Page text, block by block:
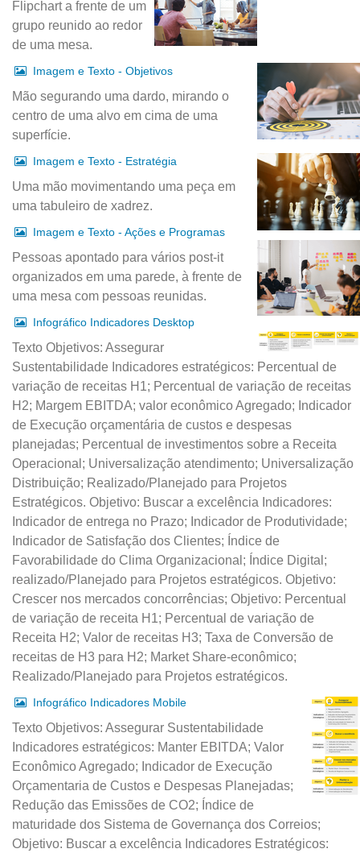
Flipchart a frente de um
grupo reunido ao redor
de uma mesa.
Imagem e Texto - Objetivos
Mão segurando uma dardo, mirando o
centro de uma alvo em cima de uma
superfície.
Imagem e Texto - Estratégia
Uma mão movimentando uma peça em
uma tabuleiro de xadrez.
Imagem e Texto - Ações e Programas
Pessoas apontado para vários post-it
organizados em uma parede, à frente de
uma mesa com pessoas reunidas.
Infográfico Indicadores Desktop
Texto Objetivos: Assegurar
Sustentabilidade Indicadores estratégicos: Percentual de
variação de receitas H1; Percentual de variação de receitas
H2; Margem EBITDA; valor econômico Agregado; Indicador
de Execução orçamentária de custos e despesas
planejadas; Percentual de investimentos sobre a Receita
Operacional; Universalização atendimento; Universalização
Distribuição; Realizado/Planejado para Projetos
Estratégicos. Objetivo: Buscar a excelência Indicadores:
Indicador de entrega no Prazo; Indicador de Produtividade;
Indicador de Satisfação dos Clientes; Índice de
Favorabilidade do Clima Organizacional; Índice Digital;
realizado/Planejado para Projetos estratégicos. Objetivo:
Crescer nos mercados concorrências; Objetivo: Percentual
de variação de receita H1; Percentual de variação de
Receita H2; Valor de receitas H3; Taxa de Conversão de
receitas de H3 para H2; Market Share-econômico;
Realizado/Planejado para Projetos estratégicos.
Infográfico Indicadores Mobile
Texto Objetivos: Assegurar Sustentabilidade
Indicadores estratégicos: Manter EBITDA; Valor
Econômico Agregado; Indicador de Execução
Orçamentaria de Custos e Despesas Planejadas;
Redução das Emissões de CO2; Índice de
maturidade dos Sistema de Governança dos Correios;
Objetivo: Buscar a excelência Indicadores Estratégicos: